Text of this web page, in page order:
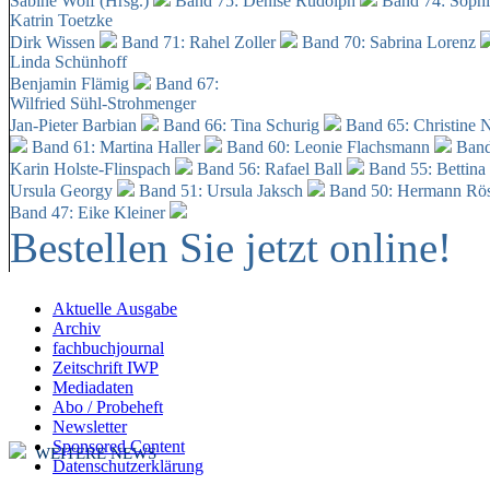
Katrin Toetzke
Dirk Wissen
Band 71: Rahel Zoller
Band 70: Sabrina Lorenz
Linda Schünhoff
Benjamin Flämig
Band 67:
Wilfried Sühl-Strohmenger
Jan-Pieter Barbian
Band 66: Tina Schurig
Band 65: Christine
Band 61: Martina Haller
Band 60: Leonie Flachsmann
Karin Holste-Flinspach
Band 56: Rafael Ball
Band 55:
Ursula Georgy
Band 51: Ursula Jaksch Band 50: Hermann
Band 47: Eike Kleiner
Bestellen Sie jetzt online!
Aktuelle Ausgabe
Archiv
fachbuchjournal
Zeitschrift IWP
Mediadaten
Abo / Probeheft
Newsletter
Sponsored Content
Datenschutzerklärung
WEITERE NEWS